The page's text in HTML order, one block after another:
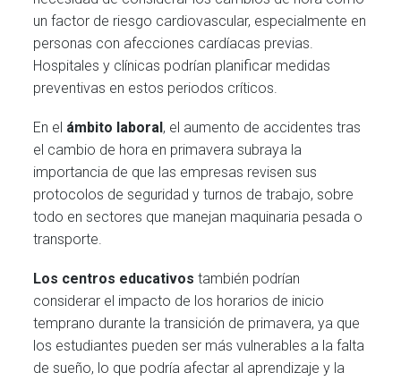
un factor de riesgo cardiovascular, especialmente en
personas con afecciones cardíacas previas.
Hospitales y clínicas podrían planificar medidas
preventivas en estos periodos críticos.
En el ámbito laboral, el aumento de accidentes tras
el cambio de hora en primavera subraya la
importancia de que las empresas revisen sus
protocolos de seguridad y turnos de trabajo, sobre
todo en sectores que manejan maquinaria pesada o
transporte.
Los centros educativos también podrían
considerar el impacto de los horarios de inicio
temprano durante la transición de primavera, ya que
los estudiantes pueden ser más vulnerables a la falta
de sueño, lo que podría afectar al aprendizaje y la